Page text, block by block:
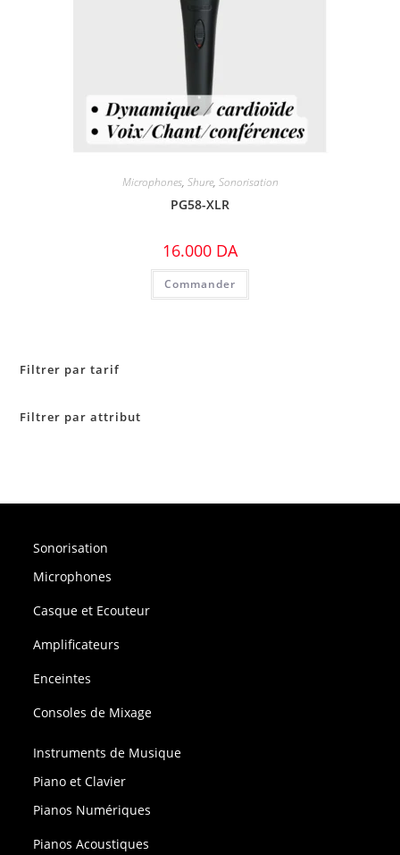
Microphones, Shure, Sonorisation
PG58-XLR
16.000 DA
Commander
Filtrer par tarif
Filtrer par attribut
Sonorisation
Microphones
Casque et Ecouteur
Amplificateurs
Enceintes
Consoles de Mixage
Instruments de Musique
Piano et Clavier
Pianos Numériques
Pianos Acoustiques